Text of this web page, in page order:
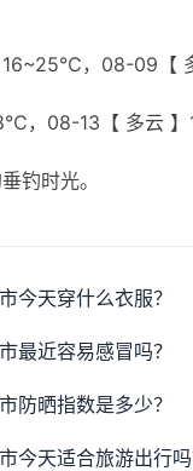
，08-09【
，08-13【 多云 】
钓时光。
今天穿什么衣服？
最近容易感冒吗？
防晒指数是多少？
今天适合旅游出行吗